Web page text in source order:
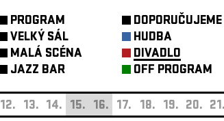
PROGRAM
VELKÝ SÁL
MALÁ SCÉNA
JAZZ BAR
DOPORUČUJEME
HUDBA
DIVADLO
OFF PROGRAM
12. 13. 14. 15. 16. 17. 18. 19. 20. 21.